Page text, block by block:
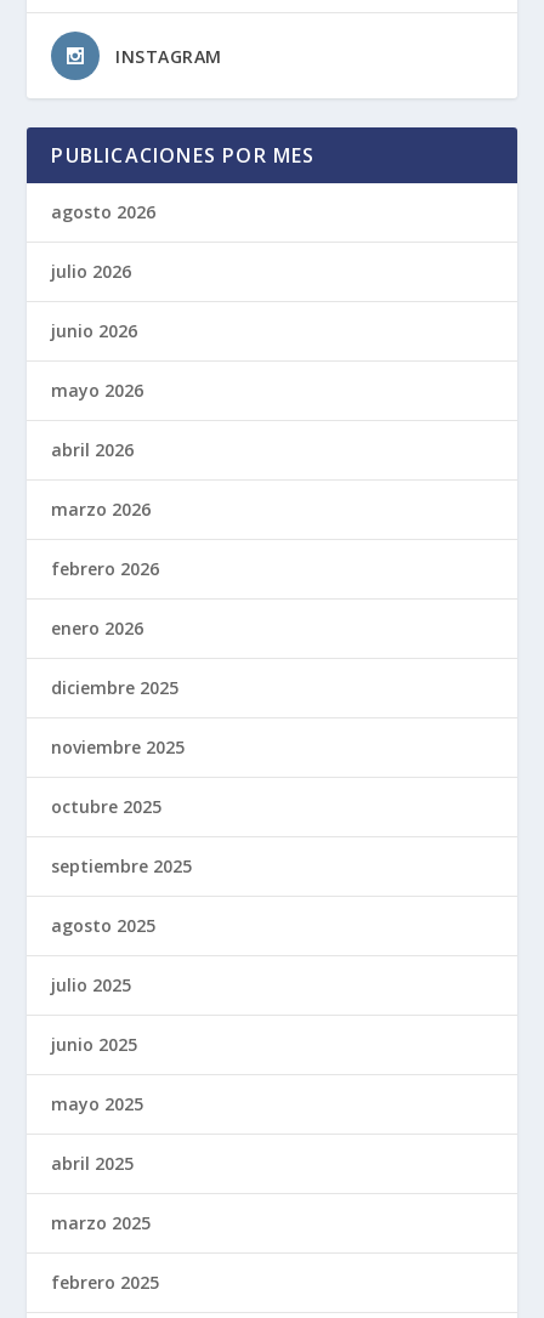
INSTAGRAM
PUBLICACIONES POR MES
agosto 2026
julio 2026
junio 2026
mayo 2026
abril 2026
marzo 2026
febrero 2026
enero 2026
diciembre 2025
noviembre 2025
octubre 2025
septiembre 2025
agosto 2025
julio 2025
junio 2025
mayo 2025
abril 2025
marzo 2025
febrero 2025